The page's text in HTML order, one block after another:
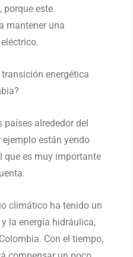
porque este
mantener una
energética
alrededor del
están yendo
que es muy importante
climático ha tenido un
la energía hidráulica,
Con el tiempo,